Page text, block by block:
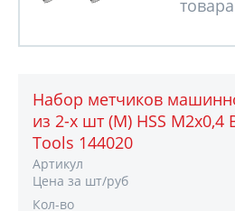
Набор метчиков
из 2-х шт (М) HSS М2х0,4
Tools 144020
Артикул
Цена за шт/руб
Кол-во